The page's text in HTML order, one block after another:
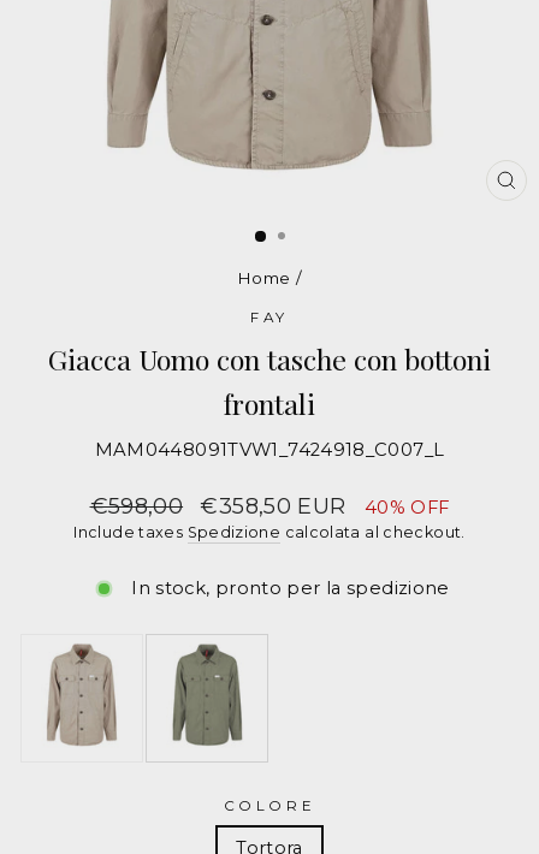
Home /
FAY
Giacca Uomo con tasche con bottoni
frontali
Camicie
giubbino
tasche
MAM0448091TVW1
MAM0448091TVW1_7424918_C007_L
Prezzo
€598,00
Prezzo
in
€358,50 EUR 40% OFF
Include taxes Spedizione calcolata al checkout.
In stock, pronto per la spedizione
COLORE
Tortora